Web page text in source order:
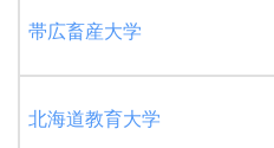
帯広畜産大学
北海道教育大学